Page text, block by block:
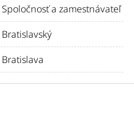
Spoločnosť a zamestnávateľ
Bratislavský
Bratislava